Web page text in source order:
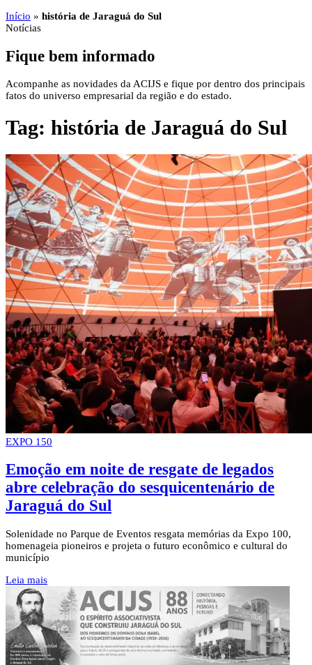
Início » história de Jaraguá do Sul
Notícias
Fique bem informado
Acompanhe as novidades da ACIJS e fique por dentro dos principais
fatos do universo empresarial da região e do estado.
Tag: história de Jaraguá do Sul
EXPO 150
Emoção em noite de resgate de legados
abre celebração do sesquicentenário de
Jaraguá do Sul
Solenidade no Parque de Eventos resgata memórias da Expo 100,
homenageia pioneiros e projeta o futuro econômico e cultural do
município
Leia mais